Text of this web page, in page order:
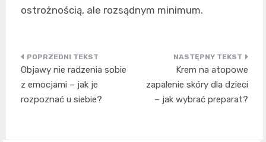
ostrożnością, ale rozsądnym minimum.
Nawigacja
wpisu
Objawy nie radzenia sobie
z emocjami – jak je
rozpoznać u siebie?
Krem na atopowe
zapalenie skóry dla dzieci
– jak wybrać preparat?